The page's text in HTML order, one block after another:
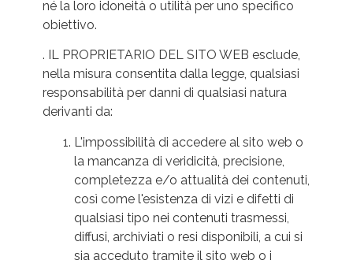
né la loro idoneità o utilità per uno specifico
obiettivo.
. IL PROPRIETARIO DEL SITO WEB esclude,
nella misura consentita dalla legge, qualsiasi
responsabilità per danni di qualsiasi natura
derivanti da:
L'impossibilità di accedere al sito web o
la mancanza di veridicità, precisione,
completezza e/o attualità dei contenuti,
così come l'esistenza di vizi e difetti di
qualsiasi tipo nei contenuti trasmessi,
diffusi, archiviati o resi disponibili, a cui si
sia acceduto tramite il sito web o i